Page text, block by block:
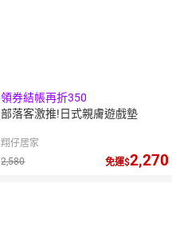
領券結帳再折350
部落客激推!日式親膚遊戲墊
翔仔居家
2,580
免運 2,270